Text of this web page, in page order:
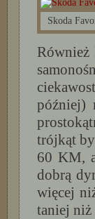
Skoda
Również
później)
trójkąt
60 KM,
dobrą
więcej
taniej niż